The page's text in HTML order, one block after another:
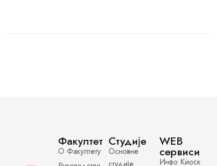
Факултет
О Факултету
Студије
Основне
WEB
сервиси
Инфо Киоск